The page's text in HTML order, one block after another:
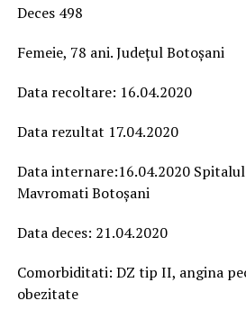
Deces 498
Femeie, 78 ani. Județul Botoșani
Data recoltare: 16.04.2020
Data rezultat 17.04.2020
Data internare:16.04.2020
Mavromati Botoșani
Data deces: 21.04.2020
Comorbiditati: DZ tip II, angina
obezitate